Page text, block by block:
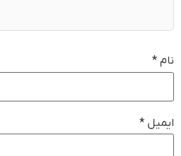
نام *
ایمیل *